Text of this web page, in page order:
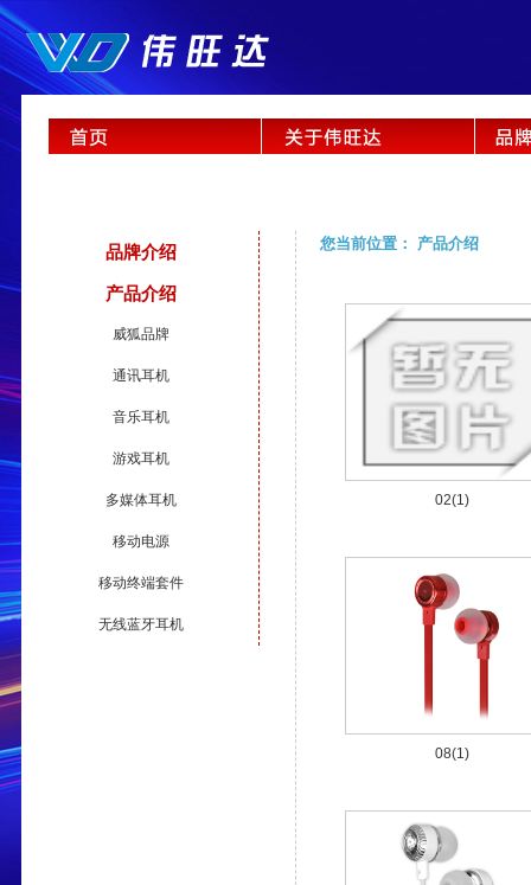
品牌介绍
产品介绍
威狐品牌
通讯耳机
音乐耳机
游戏耳机
多媒体耳机
移动电源
移动终端套件
无线蓝牙耳机
您当前位置： 产品介绍
02(1)
08(1)